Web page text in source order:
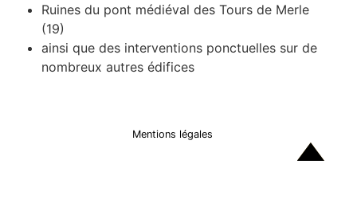
Ruines du pont médiéval des Tours de Merle
(19)
ainsi que des interventions ponctuelles sur de
nombreux autres édifices
Mentions légales